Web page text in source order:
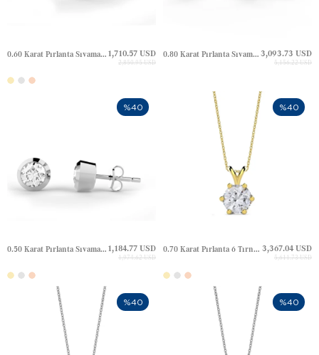
0.60 Karat Pırlanta Sıvama Tektaş Altın Küpe 1,710.57 USD
2,850.95 USD
0.80 Karat Pırlanta Sıvama Tektaş Altın Küpe 3,093.73 USD
5,156.22 USD
0.50 Karat Pırlanta Sıvama Tektaş Altın Küpe 1,184.77 USD
1,974.62 USD
%40
0.70 Karat Pırlanta 6 Tırnak Tektaş Altın Kolye 3,367.04 USD
5,611.73 USD
%40
%40 %40